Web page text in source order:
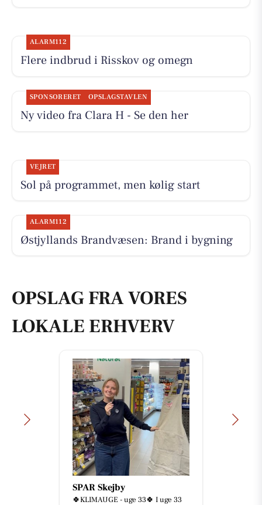
ALARM112
Flere indbrud i Risskov og omegn
SPONSORERET OPSLAGSTAVLEN
Ny video fra Clara H - Se den her
VEJRET
Sol på programmet, men kølig start
ALARM112
Østjyllands Brandvæsen: Brand i bygning
OPSLAG FRA VORES
LOKALE ERHVERV
SPAR Skejby
🍀KLIMAUGE - uge 33🍀 I uge 33